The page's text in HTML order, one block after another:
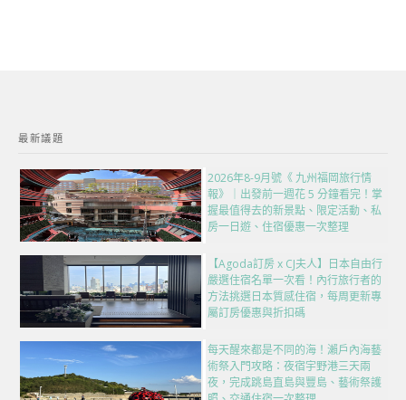
最新議題
2026年8-9月號《 九州福岡旅行情
報》｜出發前一週花 5 分鐘看完！掌
握最值得去的新景點、限定活動、私
房一日遊、住宿優惠一次整理
【Agoda訂房 x CJ夫人】日本自由行
嚴選住宿名單一次看！內行旅行者的
方法挑選日本質感住宿，每周更新專
屬訂房優惠與折扣碼
每天醒來都是不同的海！瀨戶內海藝
術祭入門攻略：夜宿宇野港三天兩
夜，完成跳島直島與豐島、藝術祭護